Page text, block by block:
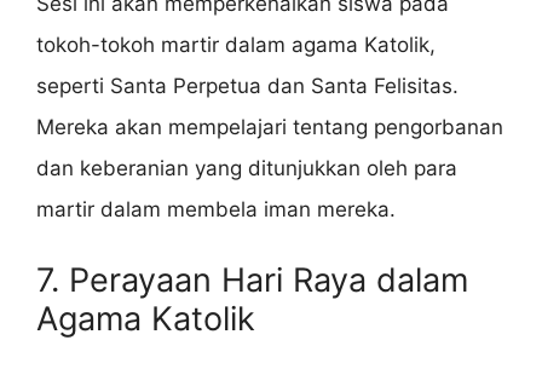
tokoh-tokoh martir dalam agama Katolik,
seperti Santa Perpetua dan Santa Felisitas.
Mereka akan mempelajari tentang pengorbanan
dan keberanian yang ditunjukkan oleh para
martir dalam membela iman mereka.
7. Perayaan Hari Raya dalam
Agama Katolik